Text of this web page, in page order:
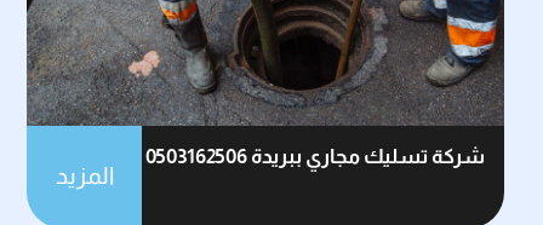
شركة تسليك مجاري ببريدة 0503162506
المزيد